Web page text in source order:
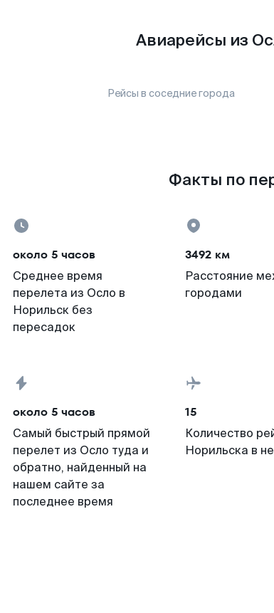
Авиарейсы из
Рейсы в соседние города
Факты по
около 5 часов
Среднее время
перелета из Осло в
Норильск без
пересадок
3492 км
Расстояние
городами
около 5 часов
Самый быстрый прямой
перелет из Осло туда и
обратно, найденный на
нашем сайте за
последнее время
15
Количество
Норильска в